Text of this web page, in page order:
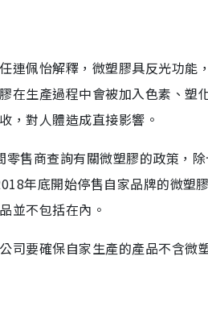
連佩怡解釋，微塑膠具反光功
在生產過程中會被加入色素、
，對人體造成直接影響。
零售商查詢有關微塑膠的政策，
年底開始停售自家品牌的微塑
並不包括在內。
司要確保自家生產的產品不含微